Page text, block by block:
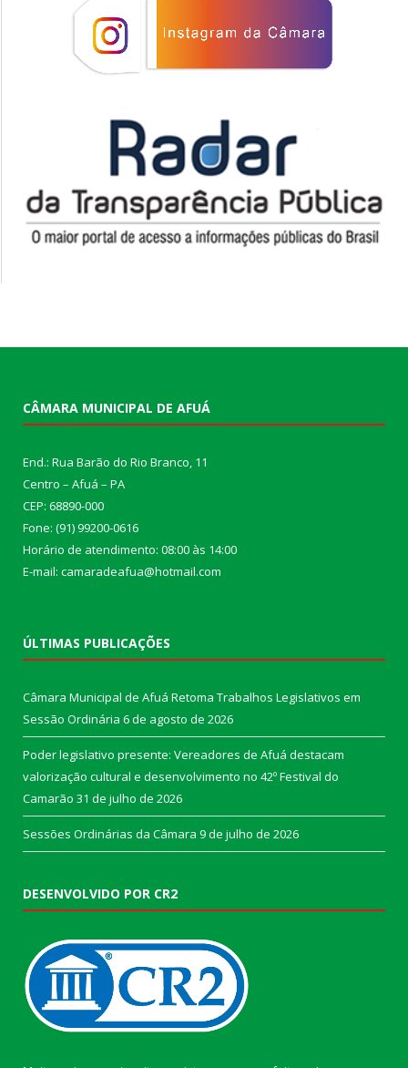
CÂMARA MUNICIPAL DE AFUÁ
End.: Rua Barão do Rio Branco, 11
Centro – Afuá – PA
CEP: 68890-000
Fone: (91) 99200-0616
Horário de atendimento: 08:00 às 14:00
E-mail: camaradeafua@hotmail.com
ÚLTIMAS PUBLICAÇÕES
Câmara Municipal de Afuá Retoma Trabalhos Legislativos em
Sessão Ordinária 6 de agosto de 2026
Poder legislativo presente: Vereadores de Afuá destacam
valorização cultural e desenvolvimento no 42º Festival do
Camarão 31 de julho de 2026
Sessões Ordinárias da Câmara 9 de julho de 2026
DESENVOLVIDO POR CR2